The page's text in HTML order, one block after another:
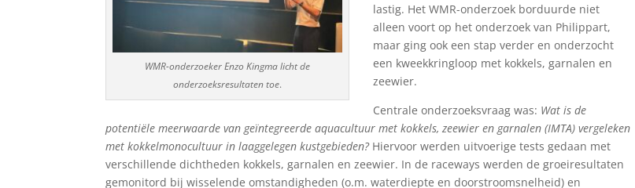
WMR-onderzoeker Enzo Kingma licht de
onderzoeksresultaten toe.
lastig. Het WMR-onderzoek borduurde niet
alleen voort op het onderzoek van Philippart,
maar ging ook een stap verder en onderzocht
een kweekkringloop met kokkels, garnalen en
zeewier.
Centrale onderzoeksvraag was: Wat is de
potentiële meerwaarde van geïntegreerde aquacultuur met kokkels, zeewier en garnalen (IMTA) vergeleken
met kokkelmonocultuur in laaggelegen kustgebieden? Hiervoor werden uitvoerige tests gedaan met
verschillende dichtheden kokkels, garnalen en zeewier. In de raceways werden de groeiresultaten
gemonitord bij wisselende omstandigheden (o.m. waterdiepte en doorstroomsnelheid) en